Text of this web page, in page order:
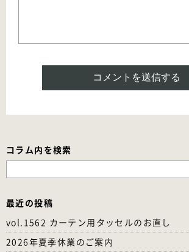
コラム内を検索
検
最近の投稿
vol.1562 カーテン用タッセルのお直し
2026年夏季休業のご案内